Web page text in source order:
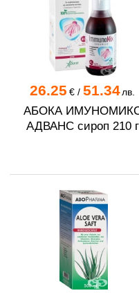
26.25 €/ 51.34лв.
АБОКА
АДВАНС сироп 210 г